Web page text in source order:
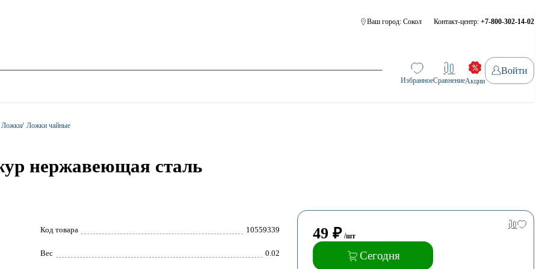
Ваш город: Сокол Контакт-центр: +7-800-302-14-02
ИзбранноеСравнениеАкции
Войти
Ложки/ Ложки чайные
нержавеющая сталь
Код товара 10559339
Вес 0.02
49 ₽ /шт
Сегодня